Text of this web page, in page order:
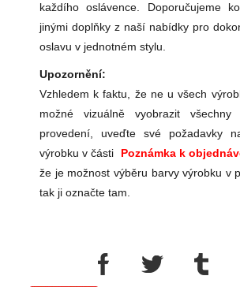
každího oslávence. Doporučujeme
jinými doplňky z naší nabídky pro
oslavu v jednotném stylu.
Upozornění:
Vzhledem k faktu, že ne u všech
možné vizuálně vyobrazit všechny
provedení, uveďte své požadavky
výrobku v části Poznámka k
že je možnost výběru barvy výrobku v
tak ji označte tam.